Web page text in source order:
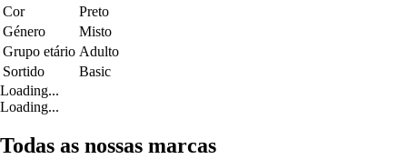
Cor
Preto
Género
Misto
Grupo etário Adulto
Sortido
Basic
Loading...
Loading...
Todas as nossas marcas